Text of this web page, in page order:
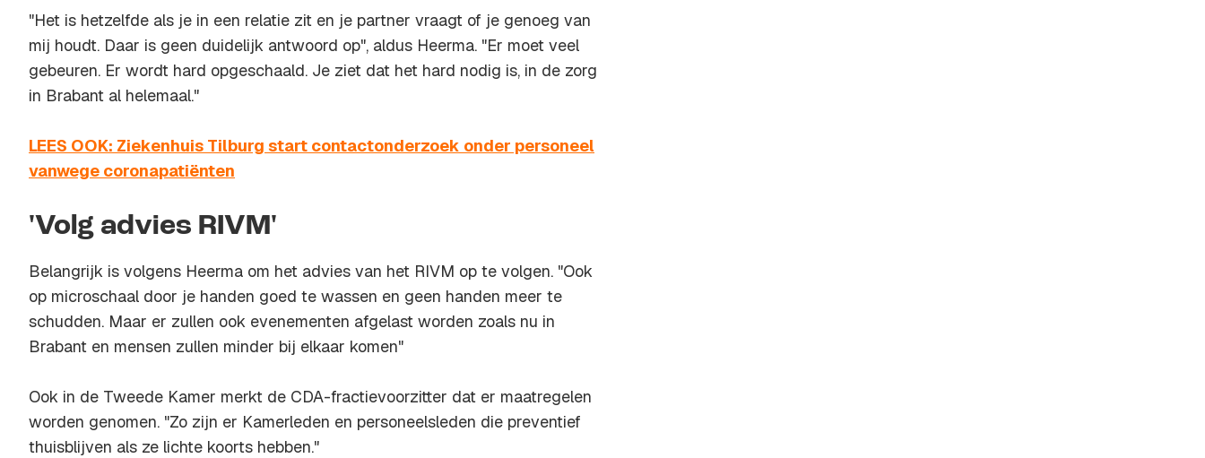
"Het is hetzelfde als je in een relatie zit en je partner vraagt of je genoeg van
mij houdt. Daar is geen duidelijk antwoord op", aldus Heerma. "Er moet veel
gebeuren. Er wordt hard opgeschaald. Je ziet dat het hard nodig is, in de zorg
in Brabant al helemaal."
LEES OOK: Ziekenhuis Tilburg start contactonderzoek onder personeel
vanwege coronapatiënten
'Volg advies RIVM'
Belangrijk is volgens Heerma om het advies van het RIVM op te volgen. "Ook
op microschaal door je handen goed te wassen en geen handen meer te
schudden. Maar er zullen ook evenementen afgelast worden zoals nu in
Brabant en mensen zullen minder bij elkaar komen"
Ook in de Tweede Kamer merkt de CDA-fractievoorzitter dat er maatregelen
worden genomen. "Zo zijn er Kamerleden en personeelsleden die preventief
thuisblijven als ze lichte koorts hebben."